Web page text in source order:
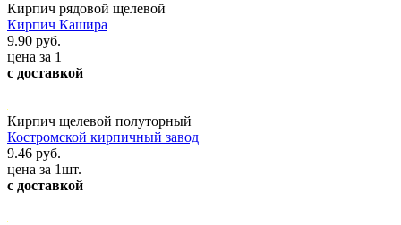
Кирпич рядовой щелевой
Кирпич Кашира
9.90 руб.
цена за 1
с доставкой
Кирпич щелевой полуторный
Костромской кирпичный завод
9.46 руб.
цена за 1шт.
с доставкой